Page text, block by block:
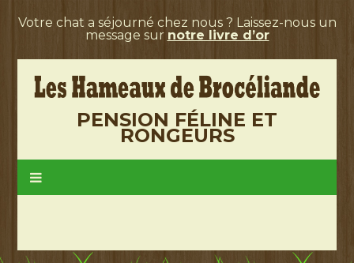
Votre chat a séjourné chez nous ? Laissez-nous un
message sur notre livre d’or
PENSION FÉLINE ET
RONGEURS